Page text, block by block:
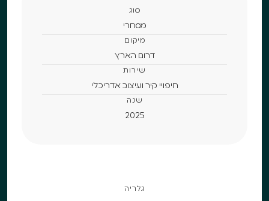
סוג
מסחרי
מיקום
דרום הארץ
שירות
חיפויי קיר ועיצוב אדריכלי
שנה
2025
גלריה